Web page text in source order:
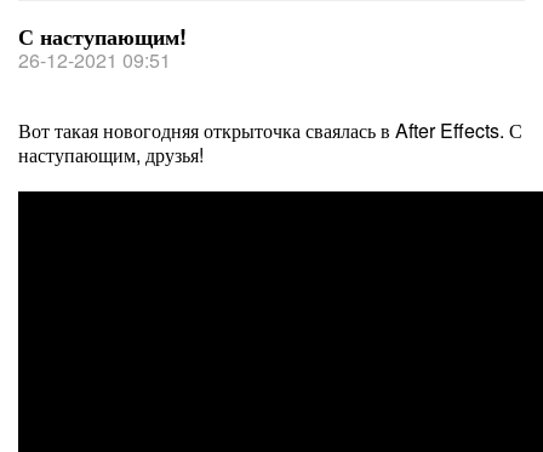
С наступающим!
26-12-2021 09:51
Вот такая новогодняя открыточка сваялась в After Effects. С
наступающим, друзья!